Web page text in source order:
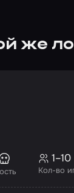
же
Кол-во
1–10